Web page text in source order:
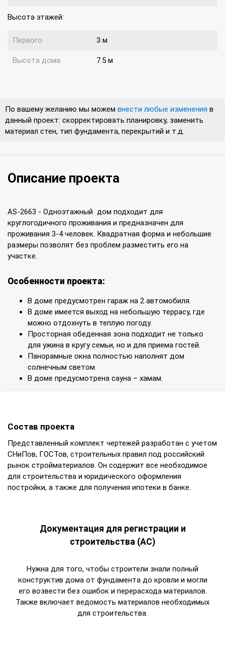
Высота этажей:
Первого 3 м
Высота дома 7.5 м
По вашему желанию мы можем внести любые изменения в
данный проект: скорректировать планировку, заменить
материал стен, тип фундамента, перекрытий и т.д.
Описание проекта
AS-2663 - Одноэтажный дом подходит для
круглогодичного проживания и предназначен для
проживания 3-4 человек. Квадратная форма и небольшие
размеры позволят без проблем разместить его на
участке.
Особенности проекта:
В доме предусмотрен гараж на 2 автомобиля.
В доме имеется выход на небольшую террасу, где
можно отдохнуть в теплую погоду.
Просторная обеденная зона подходит не только
для ужина в кругу семьи, но и для приема гостей.
Панорамные окна полностью наполнят дом
солнечным светом.
В доме предусмотрена сауна – хамам.
Состав проекта
Представленный комплект чертежей разработан с учетом
СНиПов, ГОСТов, строительных правил под российский
рынок стройматериалов. Он содержит все необходимое
для строительства и юридического оформления
постройки, а также для получения ипотеки в банке.
Документация для регистрации и
строительства (АС)
Нужна для того, чтобы строители знали полный
конструктив дома от фундамента до кровли и могли
его возвести без ошибок и перерасхода материалов.
Также включает ведомость материалов необходимых
для строительства.